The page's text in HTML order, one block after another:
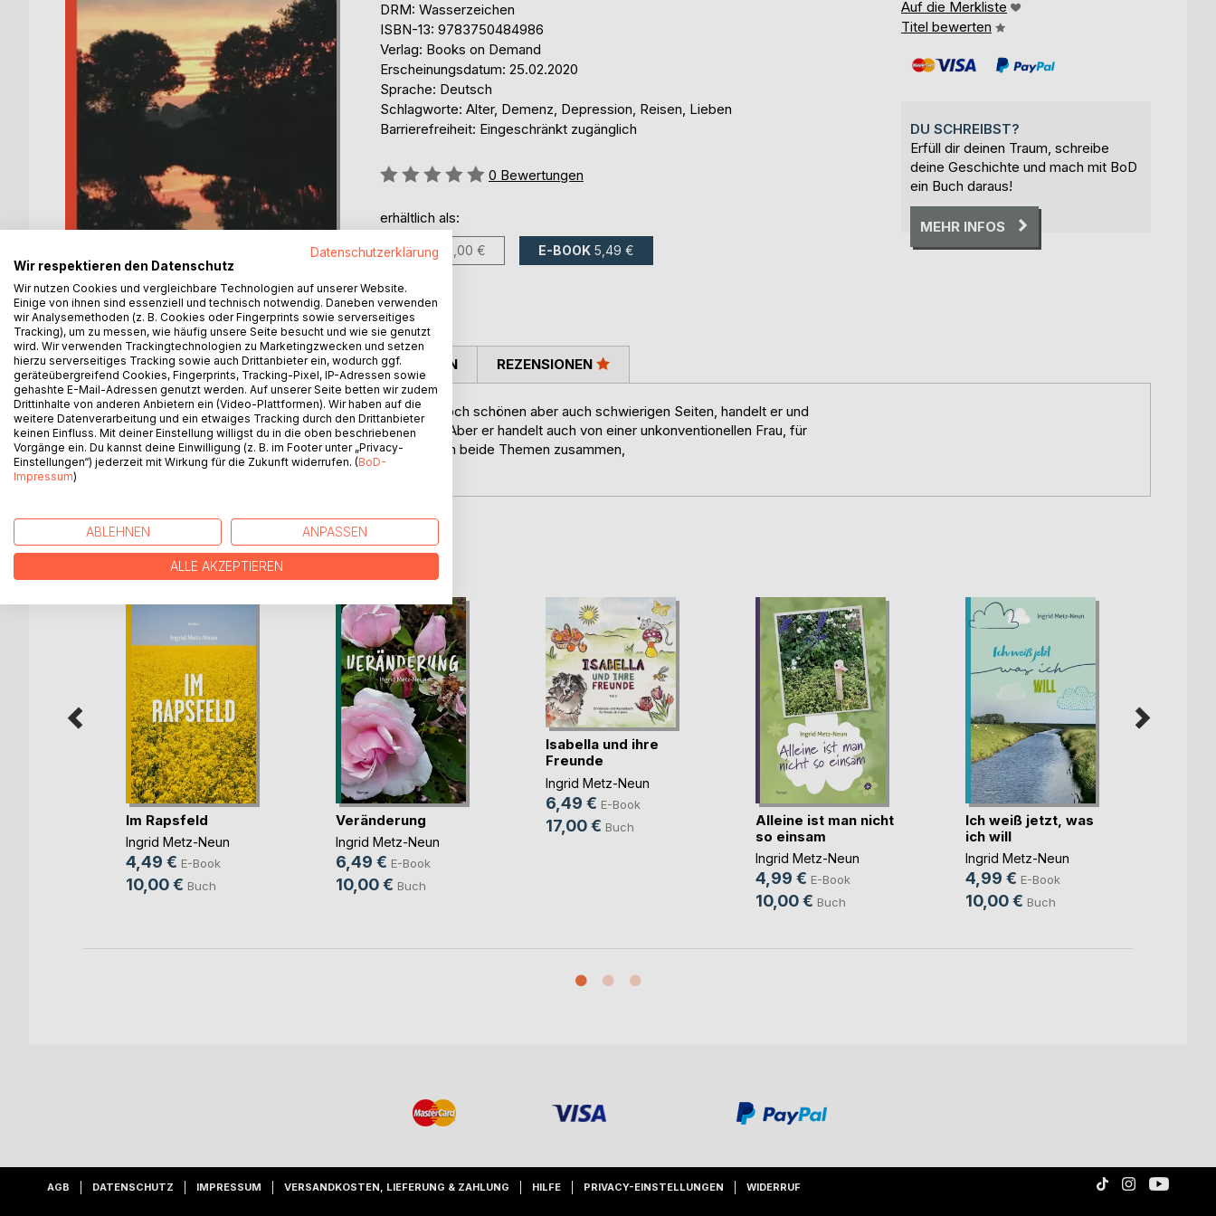
DRM: Wasserzeichen
ISBN-13: 9783750484986
Verlag: Books on Demand
Erscheinungsdatum: 25.02.2020
Sprache: Deutsch
Schlagworte: Alter, Demenz, Depression, Reisen, Lieben
Barrierefreiheit: Eingeschränkt zugänglich
Bewertung::
0 Bewertungen
erhältlich als:
BUCH 10,00 € E-BOOK 5,49 €
Auf die Merkliste
Titel bewerten
DU SCHREIBST?
Erfüll dir deinen Traum, schreibe
deine Geschichte und mach mit BoD
ein Buch daraus!
MEHR INFOS
BESCHREIBUNG
Ein Roman, zwei Themen. Vom Älterwerden, mit seinen noch schönen aber auch schwierigen Seiten, handelt er und
von allem was dieser Prozess mit den Menschen macht. Aber er handelt auch von einer unkonventionellen Frau, für
die das Reisen zum Lebensinhalt wurde. Trotzdem passen beide Themen zusammen,
denn schließlich ist das Leben auch eine Reise.
AUTOR/IN PRESSESTIMMEN REZENSIONEN
WEITERE TITEL BEIBoD
Im Rapsfeld
Ingrid Metz-Neun
4,49 € E-Book
10,00 € Buch
Veränderung
Ingrid Metz-Neun
6,49 € E-Book
10,00 € Buch
Isabella und ihre
Freunde
Ingrid Metz-Neun
6,49 € E-Book
17,00 € Buch
Alleine ist man nicht
so einsam
Ingrid Metz-Neun
4,99 € E-Book
10,00 € Buch
Ich weiß jetzt, was
ich will
Ingrid Metz-Neun
4,99 € E-Book
10,00 € Buch
AGB DATENSCHUTZ IMPRESSUM VERSANDKOSTEN, LIEFERUNG & ZAHLUNG HILFE PRIVACY-EINSTELLUNGEN WIDERRUF
Datenschutzerklärung
Wir respektieren den Datenschutz
Wir nutzen Cookies und vergleichbare Technologien auf unserer Website.
Einige von ihnen sind essenziell und technisch notwendig. Daneben verwenden
wir Analysemethoden (z. B. Cookies oder Fingerprints sowie serverseitiges
Tracking), um zu messen, wie häufig unsere Seite besucht und wie sie genutzt
wird. Wir verwenden Trackingtechnologien zu Marketingzwecken und setzen
hierzu serverseitiges Tracking sowie auch Drittanbieter ein, wodurch ggf.
geräteübergreifend Cookies, Fingerprints, Tracking-Pixel, IP-Adressen sowie
gehashte E-Mail-Adressen genutzt werden. Auf unserer Seite betten wir zudem
Drittinhalte von anderen Anbietern ein (Video-Plattformen). Wir haben auf die
weitere Datenverarbeitung und ein etwaiges Tracking durch den Drittanbieter
keinen Einfluss. Mit deiner Einstellung willigst du in die oben beschriebenen
Vorgänge ein. Du kannst deine Einwilligung (z. B. im Footer unter „Privacy-
Einstellungen“) jederzeit mit Wirkung für die Zukunft widerrufen. (BoD-
Impressum)
ABLEHNEN ANPASSEN
ALLE AKZEPTIEREN